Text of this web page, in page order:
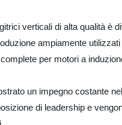
verticali di alta qualità è
ampiamente
per motori a
un impegno costante
di leadership e